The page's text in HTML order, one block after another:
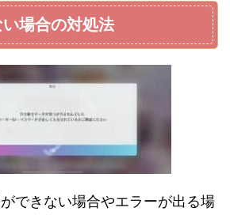
場合の対処法
できない場合やエラーが出る場